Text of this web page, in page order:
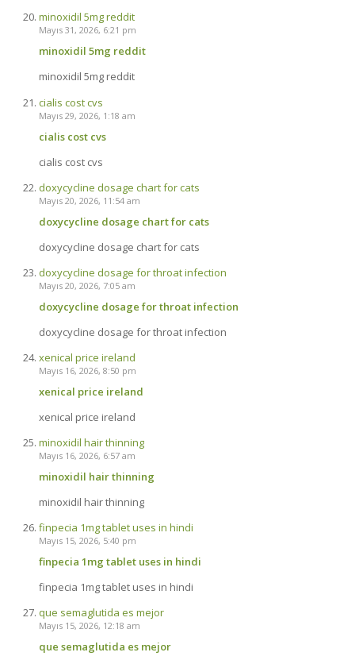
minoxidil 5mg reddit
Mayıs 31, 2026, 6:21 pm
minoxidil 5mg reddit
minoxidil 5mg reddit
cialis cost cvs
Mayıs 29, 2026, 1:18 am
cialis cost cvs
cialis cost cvs
doxycycline dosage chart for cats
Mayıs 20, 2026, 11:54 am
doxycycline dosage chart for cats
doxycycline dosage chart for cats
doxycycline dosage for throat infection
Mayıs 20, 2026, 7:05 am
doxycycline dosage for throat infection
doxycycline dosage for throat infection
xenical price ireland
Mayıs 16, 2026, 8:50 pm
xenical price ireland
xenical price ireland
minoxidil hair thinning
Mayıs 16, 2026, 6:57 am
minoxidil hair thinning
minoxidil hair thinning
finpecia 1mg tablet uses in hindi
Mayıs 15, 2026, 5:40 pm
finpecia 1mg tablet uses in hindi
finpecia 1mg tablet uses in hindi
que semaglutida es mejor
Mayıs 15, 2026, 12:18 am
que semaglutida es mejor